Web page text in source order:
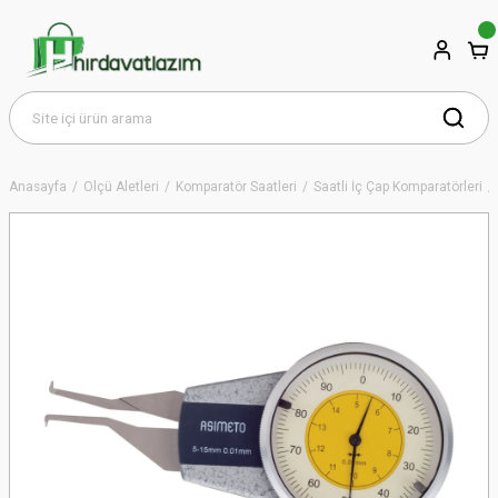
Anasayfa Ölçü Aletleri Komparatör Saatleri Saatli İç Çap Komparatörleri